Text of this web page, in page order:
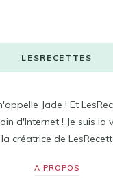
LESRECETTES
Jade ! Et
d'Internet ! Je suis la
créatrice de
A PROPOS